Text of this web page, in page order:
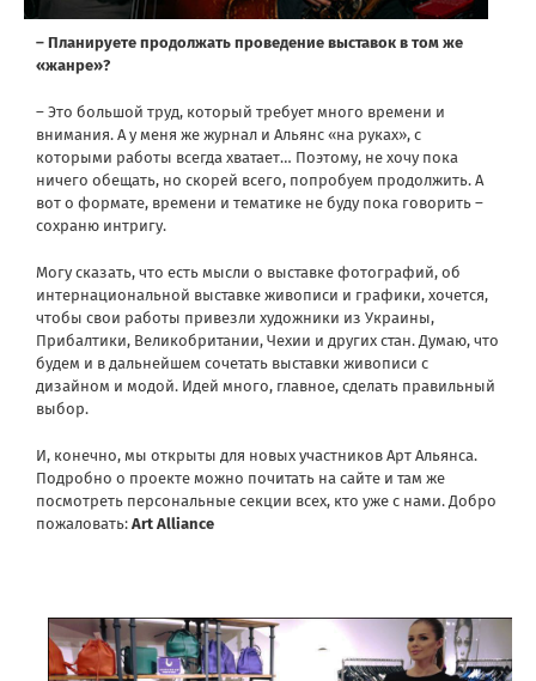
– Планируете продолжать проведение выставок в том же
«жанре»?
– Это большой труд, который требует много времени и
внимания. А у меня же журнал и Альянс «на руках», с
которыми работы всегда хватает… Поэтому, не хочу пока
ничего обещать, но скорей всего, попробуем продолжить. А
вот о формате, времени и тематике не буду пока говорить –
сохраню интригу.
Могу сказать, что есть мысли о выставке фотографий, об
интернациональной выставке живописи и графики, хочется,
чтобы свои работы привезли художники из Украины,
Прибалтики, Великобритании, Чехии и других стан. Думаю, что
будем и в дальнейшем сочетать выставки живописи с
дизайном и модой. Идей много, главное, сделать правильный
выбор.
И, конечно, мы открыты для новых участников Арт Альянса.
Подробно о проекте можно почитать на сайте и там же
посмотреть персональные секции всех, кто уже с нами. Добро
пожаловать: Art Alliance